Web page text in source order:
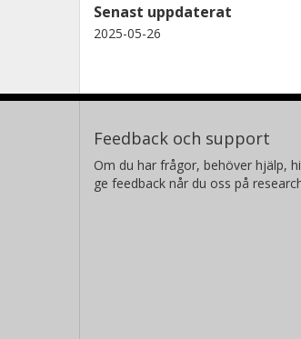
Senast uppdaterat
2025-05-26
Feedback och support
Om du har frågor, behöver hjälp,
ge feedback når du oss på